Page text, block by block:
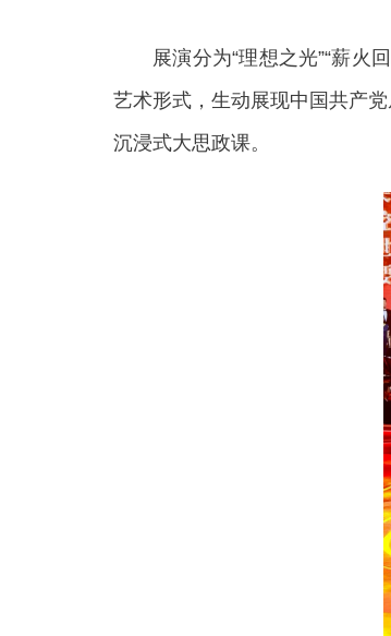
展演分为“理想之光”“薪火回
艺术形式，生动展现中国共产
沉浸式大思政课。